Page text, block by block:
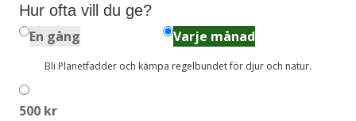
Hur ofta vill du ge?
En gång
Varje månad
Bli Planetfadder och kämpa regelbundet för djur och natur.
500 kr